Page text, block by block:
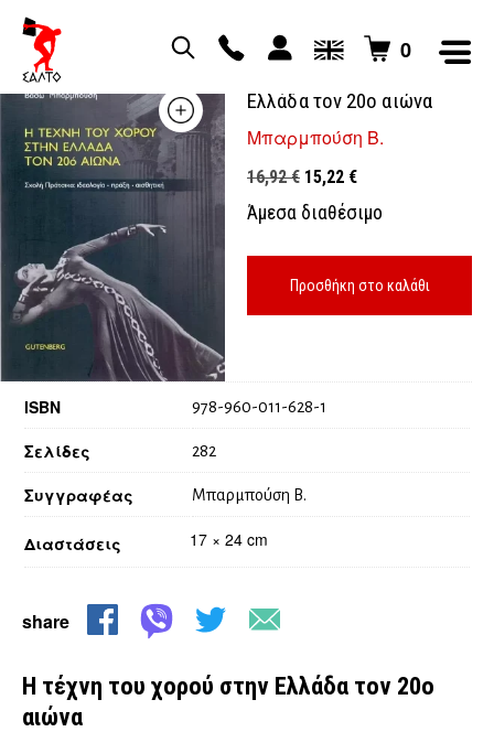
0
Ελλάδα τον 20ο αιώνα
Μπαρμπούση Β.
16,92€ Original
price
16,92 €.
15,22 €Η
τρέχουσα
τιμή
είναι:
15,22 €.
Άμεσα διαθέσιμο
Προσθήκη στο καλάθι
Διαστάσεις 17 × 24 cm
ISBN 978-960-011-628-1
Σελίδες 282
Συγγραφέας Μπαρμπούση Β.
share
Η τέχνη του χορού στην Ελλάδα τον 20ο
αιώνα